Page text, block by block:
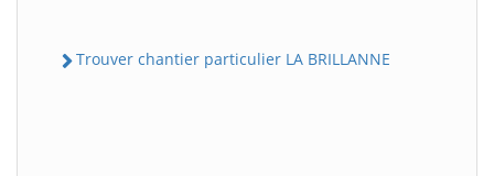
Trouver chantier particulier LA BRILLANNE